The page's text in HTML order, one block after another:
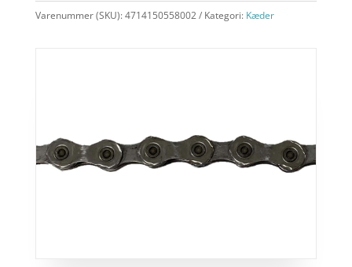
Varenummer (SKU):4714150558002 Kategori: Kæder